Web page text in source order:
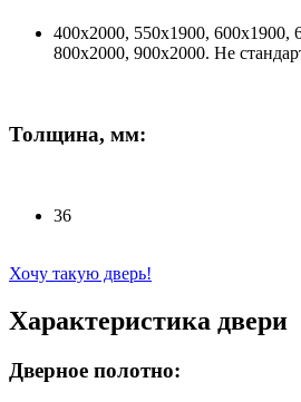
400х2000, 550х1900, 600х1900,
800х2000, 900х2000. Не
Толщина, мм:
36
Хочу такую дверь!
Характеристика двери
Дверное полотно: